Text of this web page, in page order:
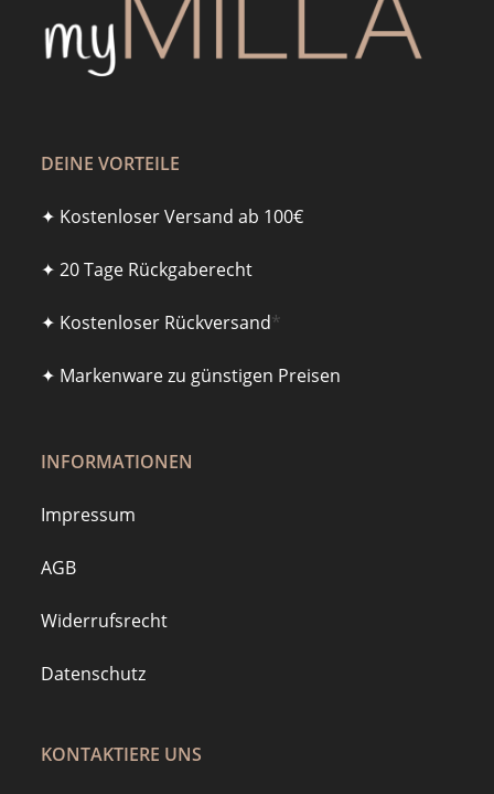
DEINE VORTEILE
✦ Kostenloser Versand ab 100€
✦ 20 Tage Rückgaberecht
✦ Kostenloser Rückversand*
✦ Markenware zu günstigen Preisen
INFORMATIONEN
Impressum
AGB
Widerrufsrecht
Datenschutz
KONTAKTIERE UNS